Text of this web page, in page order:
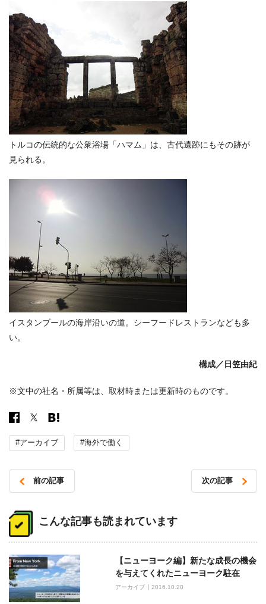
トルコの伝統的な公衆浴場「ハマム」は、古代遺跡にもその跡が
見られる。
イスタンブールの海岸沿いの道。シーフードレストランなども多
い。
構成／日笠由紀
※文中の社名・所属等は、取材時または更新時のものです。
#アーカイブ #海外で働く
稿
ナ
ゲ
ー
シ
前の記事 次の記事
こんな記事も読まれています
【ニューヨーク編】新たな成長の機会
を与えてくれたニューヨーク駐在
アーカイブ 2016.10.20